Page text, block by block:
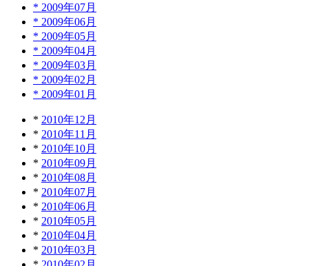
* 2009年07月
* 2009年06月
* 2009年05月
* 2009年04月
* 2009年03月
* 2009年02月
* 2009年01月
* 2010年12月
* 2010年11月
* 2010年10月
* 2010年09月
* 2010年08月
* 2010年07月
* 2010年06月
* 2010年05月
* 2010年04月
* 2010年03月